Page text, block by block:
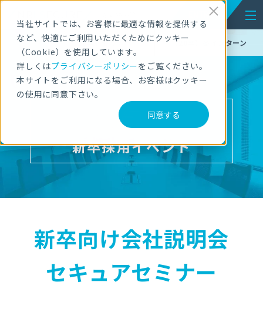
当社サイトでは、お客様に最適な情報を提供する
など、快適にご利用いただくためにクッキー
（Cookie）を使用しています。
詳しくはプライバシーポリシーをご覧ください。
本サイトをご利用になる場合、お客様はクッキー
の使用に同意下さい。
同意する
【28卒】セミナー 【28卒】冬インターン
ENTRY
新卒採用イベント
新卒向け会社説明会
セキュアセミナー